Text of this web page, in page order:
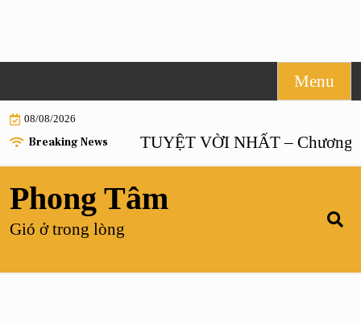
to
content
Menu
08/08/2026
Breaking News
HÔN NHÂN TUYỆT VỜI NHẤT – Chương 55 |
Phong Tâm
Gió ở trong lòng